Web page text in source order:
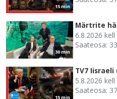
15 min
30 min
Märtrite
6.8.2026 kell
Saateosa:
15 min
TV7 Iisraeli
5.8.2026 kell
Saateosa: